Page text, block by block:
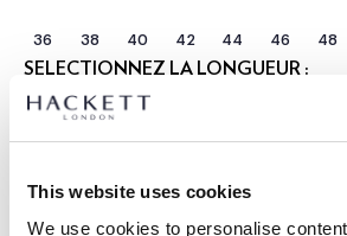
This website uses cookies
We use cookies to personalise
36 38 40 42 44 46 48
SÉLECTIONNEZ LA LONGUEUR :
RÉGULIER LONGUE
Taille du mannequin:1.88 m
GUIDE DES TAILLES